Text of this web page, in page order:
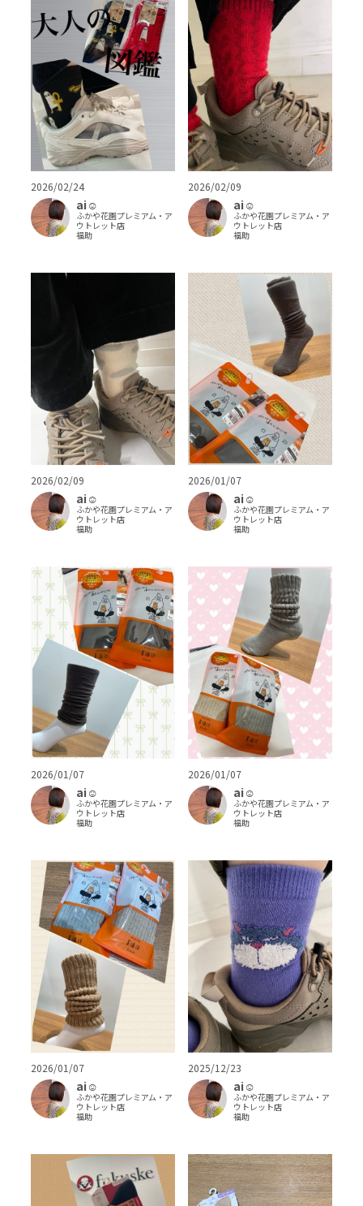
2026/02/24
ai‪‪☺︎‬
ふかや花園プレミアム・ア
ウトレット店
福助
2026/02/09
ai‪‪☺︎‬
ふかや花園プレミアム・ア
ウトレット店
福助
2026/02/09
ai‪‪☺︎‬
ふかや花園プレミアム・ア
ウトレット店
福助
2026/01/07
ai‪‪☺︎‬
ふかや花園プレミアム・ア
ウトレット店
福助
2026/01/07
ai‪‪☺︎‬
ふかや花園プレミアム・ア
ウトレット店
福助
2026/01/07
ai‪‪☺︎‬
ふかや花園プレミアム・ア
ウトレット店
福助
2026/01/07
ai‪‪☺︎‬
ふかや花園プレミアム・ア
ウトレット店
福助
2025/12/23
ai‪‪☺︎‬
ふかや花園プレミアム・ア
ウトレット店
福助